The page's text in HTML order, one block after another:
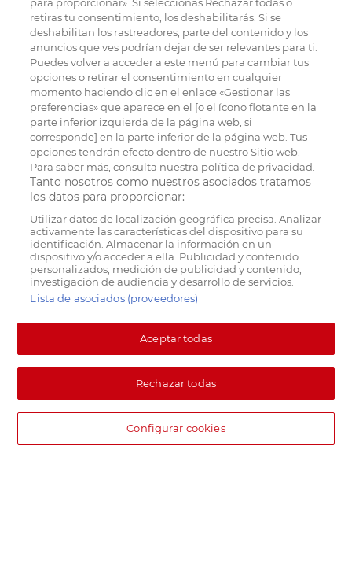
retiras tu consentimiento, los deshabilitarás. Si se
deshabilitan los rastreadores, parte del contenido y los
anuncios que ves podrían dejar de ser relevantes para ti.
Puedes volver a acceder a este menú para cambiar tus
opciones o retirar el consentimiento en cualquier
momento haciendo clic en el enlace «Gestionar las
preferencias» que aparece en el [o el ícono flotante en la
parte inferior izquierda de la página web, si
corresponde] en la parte inferior de la página web. Tus
opciones tendrán efecto dentro de nuestro Sitio web.
Para saber más, consulta nuestra política de privacidad.
Tanto nosotros como nuestros asociados tratamos
los datos para proporcionar:
Utilizar datos de localización geográfica precisa. Analizar
activamente las características del dispositivo para su
identificación. Almacenar la información en un
dispositivo y/o acceder a ella. Publicidad y contenido
personalizados, medición de publicidad y contenido,
investigación de audiencia y desarrollo de servicios.
Lista de asociados (proveedores)
Aceptar todas
Rechazar todas
Configurar cookies